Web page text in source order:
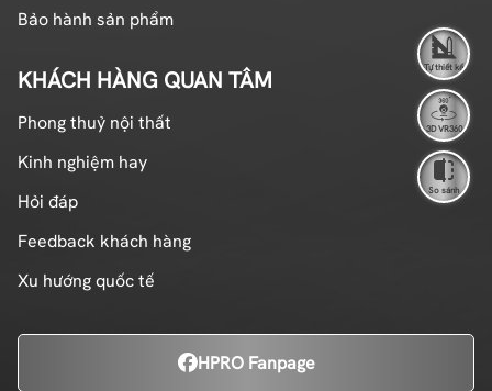
Bảo hành sản phẩm
KHÁCH HÀNG QUAN TÂM
Phong thuỷ nội thất
Kinh nghiệm hay
Hỏi đáp
Feedback khách hàng
Xu hướng quốc tế
HPRO Fanpage
Tự thiết kế
3D VR360
So sánh